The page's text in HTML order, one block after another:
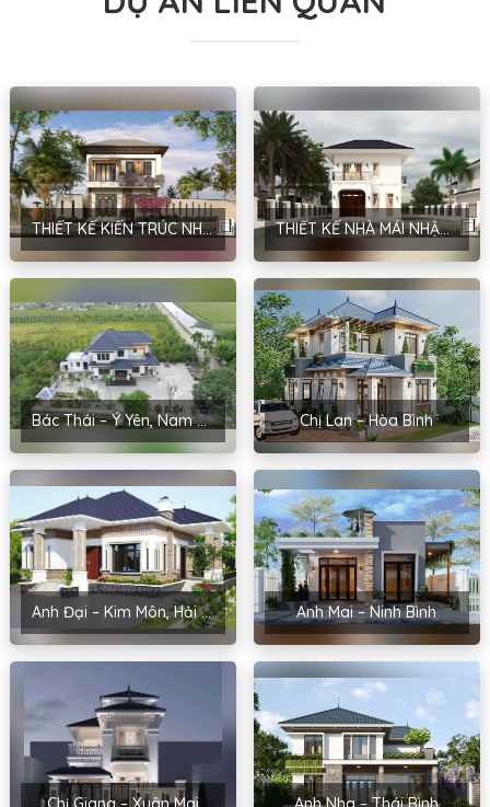
THIẾT KẾ KIẾN TRÚC NHÀ MÁI NHẬT PHONG CÁCH HIỆN ĐẠI TẠI HÀ NỘI – ANH MẠNH THIẾT KẾ NHÀ MÁI NHẬT PHONG CÁCH HIỆN ĐẠI TẠI HÀ NỘI – ANH ĐINH
Bác Thái – Ý Yên, Nam Định Chị Lan – Hòa Bình
Anh Đại – Kim Môn, Hải Dương Anh Mai – Ninh Bình